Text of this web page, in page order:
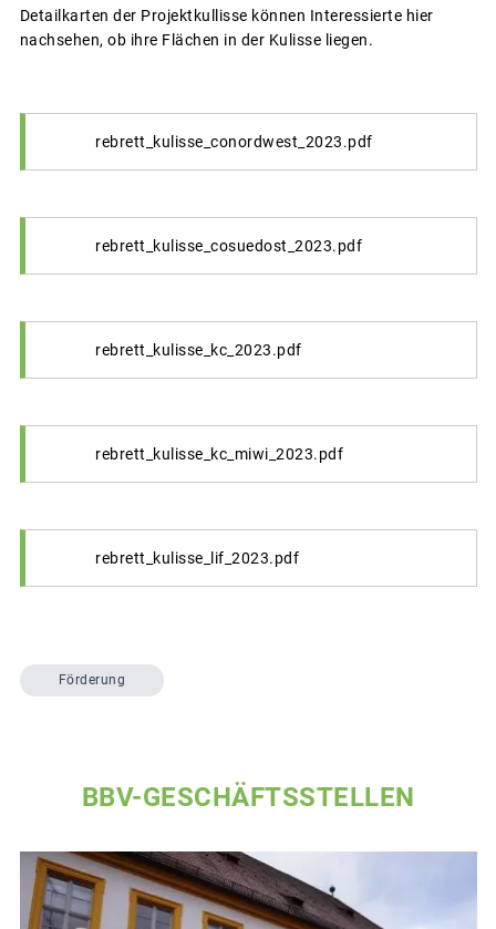
Detailkarten der Projektkullisse können Interessierte hier
nachsehen, ob ihre Flächen in der Kulisse liegen.
rebrett_kulisse_conordwest_2023.pdf
rebrett_kulisse_cosuedost_2023.pdf
rebrett_kulisse_kc_2023.pdf
rebrett_kulisse_kc_miwi_2023.pdf
rebrett_kulisse_lif_2023.pdf
Förderung
BBV-GESCHÄFTSSTELLEN